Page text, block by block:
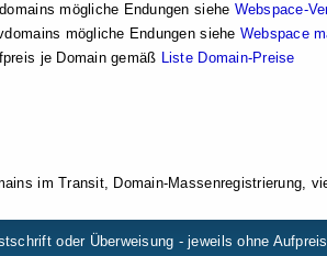
mögliche Endungen siehe Webspace-
mögliche Endungen siehe Webspace
je Domain gemäß Liste Domain-Preise
im Transit, Domain-Massenregistrierung,
oder Überweisung - jeweils ohne